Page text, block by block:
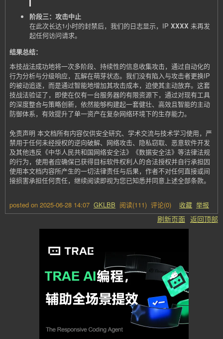
阶段三：攻击中止
在此次长达1小时的封禁后，我们的日志显示，IP XXXX 未再发
起任何访问请求。
结果总结：
本技战法成功地将一次多阶段、持续性的信息收集攻击，通过自动化的
行为分析与分级响应，瓦解在萌芽状态。我们没有陷入与攻击者更换IP
的被动追逐，而是通过智能地增加其攻击成本，迫使其主动放弃。这套
技战法验证了，即使在仅有一台服务器的有限资源下，通过对现有工具
的深度整合与策略创新，依然能够构建起一套健壮、高效且智能的主动
防御体系，有效提升了单一资产在复杂网络环境下的生存能力。
免责声明 本文档所有内容仅供安全研究、学术交流与技术学习使用，严
禁用于任何未经授权的逆向破解、网络攻击、隐私窃取、恶意软件开发
及其他违反《中华人民共和国网络安全法》《数据安全法》等法律法规
的行为，使用者应确保已获得目标软件权利人的合法授权并自行承担因
使用本文档内容所产生的一切法律责任与后果，作者不对任何直接或间
接损害承担任何责任，继续阅读即视为您已知悉并同意上述全部条款。
posted on 2025-06-28 14:07 GKLBB 阅读(111) 评论(0) 收藏 举报
刷新页面 返回顶部